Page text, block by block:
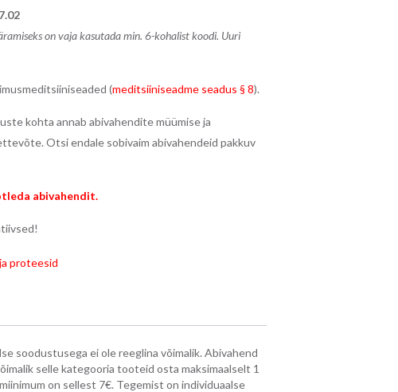
on vaja kasutada min. 6-kohalist koodi. Uuri
(meditsiiniseadme seadus § 8).
kohta annab abivahendite müümise ja
Otsi endale sobivaim abivahendeid pakkuv
abivahendit.
proteesid
soodustusega ei ole reeglina võimalik. Abivahend
selle kategooria tooteid osta maksimaalselt 1
on sellest 7€. Tegemist on individuaalse